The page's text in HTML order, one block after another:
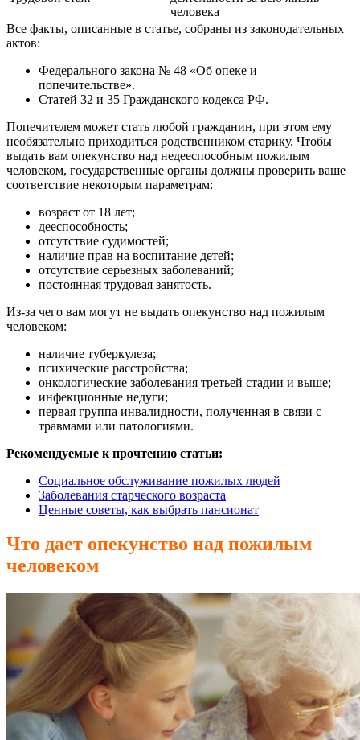
человека
Все факты, описанные в статье, собраны из законодательных
актов:
Федерального закона № 48 «Об опеке и
попечительстве».
Статей 32 и 35 Гражданского кодекса РФ.
Попечителем может стать любой гражданин, при этом ему
необязательно приходиться родственником старику. Чтобы
выдать вам опекунство над недееспособным пожилым
человеком, государственные органы должны проверить ваше
соответствие некоторым параметрам:
возраст от 18 лет;
дееспособность;
отсутствие судимостей;
наличие прав на воспитание детей;
отсутствие серьезных заболеваний;
постоянная трудовая занятость.
Из-за чего вам могут не выдать опекунство над пожилым
человеком:
наличие туберкулеза;
психические расстройства;
онкологические заболевания третьей стадии и выше;
инфекционные недуги;
первая группа инвалидности, полученная в связи с
травмами или патологиями.
Рекомендуемые к прочтению статьи:
Социальное обслуживание пожилых людей
Заболевания старческого возраста
Ценные советы, как выбрать пансионат
Что дает опекунство над пожилым
человеком